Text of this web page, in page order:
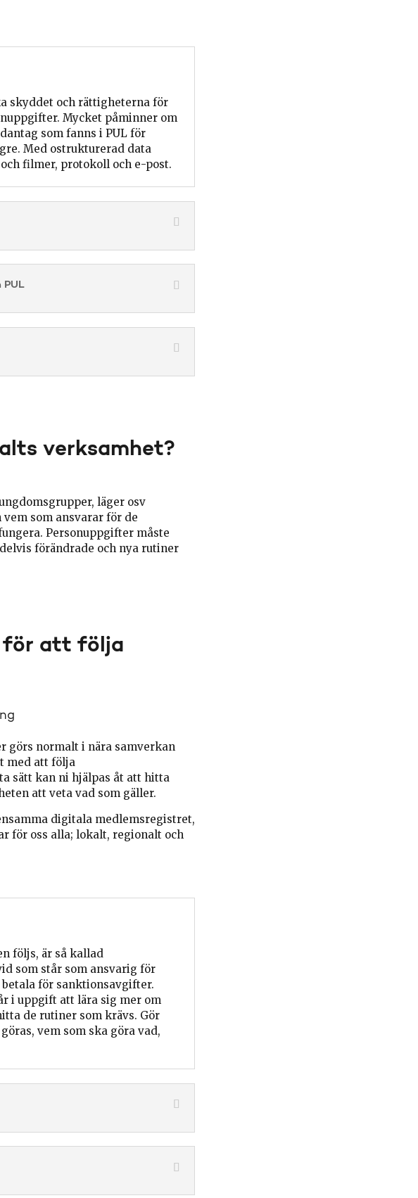
skyddet och rättigheterna för
Mycket påminner om
som fanns i PUL för
Med ostrukturerad data
filmer, protokoll och e-post.
verksamhet?
läger osv
som ansvarar för de
Personuppgifter måste
förändrade och nya rutiner
för att följa
görs normalt i nära samverkan
med att följa
sätt kan ni hjälpas åt att hitta
att veta vad som gäller.
digitala medlemsregistret,
för oss alla; lokalt, regionalt och
följs, är så kallad
som står som ansvarig för
för sanktionsavgifter.
i uppgift att lära sig mer om
de rutiner som krävs. Gör
vem som ska göra vad,